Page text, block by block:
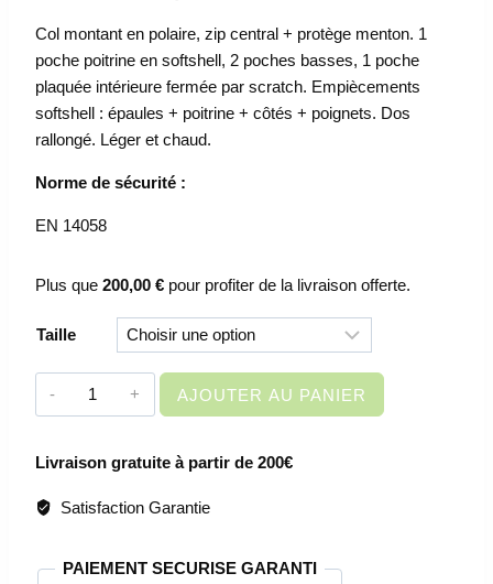
Col montant en polaire, zip central + protège menton. 1
poche poitrine en softshell, 2 poches basses, 1 poche
plaquée intérieure fermée par scratch. Empiècements
softshell : épaules + poitrine + côtés + poignets. Dos
rallongé. Léger et chaud.
Norme de sécurité :
EN 14058
Plus que 200,00 € pour profiter de la livraison offerte.
Taille
quantité
de
DE
-
DE
AJOUTER AU PANIER
Livraison gratuite à partir de 200€
Satisfaction Garantie
PAIEMENT SECURISE GARANTI